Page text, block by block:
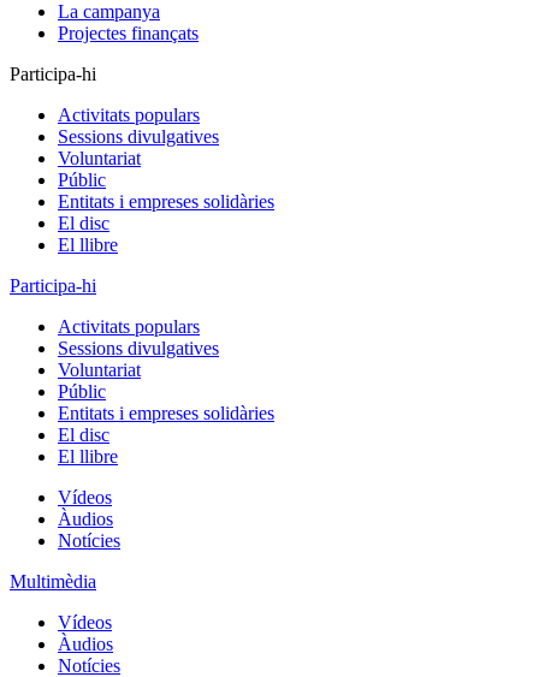
La campanya
Projectes finançats
Participa-hi
Activitats populars
Sessions divulgatives
Voluntariat
Públic
Entitats i empreses solidàries
El disc
El llibre
Participa-hi
Activitats populars
Sessions divulgatives
Voluntariat
Públic
Entitats i empreses solidàries
El disc
El llibre
Vídeos
Àudios
Notícies
Multimèdia
Vídeos
Àudios
Notícies